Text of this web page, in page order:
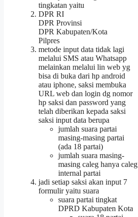
tingkatan yaitu
DPR RI
DPR Provinsi
DPR Kabupaten/Kota
Pilpres
metode input data tidak lagi
melalui SMS atau Whatsapp
melainkan melalui lin web yg
bisa di buka dari hp android
atau iphone, saksi membuka
URL web dan login dg nomor
hp saksi dan password yang
telah diberikan kepada saksi
saksi input data berupa
jumlah suara partai
masing-masing partai
(ada 18 partai)
jumlah suara masing-
masing caleg hanya caleg
internal partai
jadi setiap saksi akan input 7
formulir yaitu suara
suara partai tingkat
DPRD Kabupaten Kota